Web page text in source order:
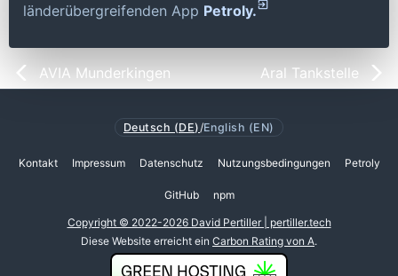
länderübergreifenden App Petroly.
AVIA Munderkingen Aral Tankstelle
Deutsch (DE) /English (EN)
Kontakt Impressum Datenschutz Nutzungsbedingungen Petroly
GitHub npm
Copyright © 2022-2026 David Pertiller | pertiller.tech
Diese Website erreicht ein Carbon Rating von A.